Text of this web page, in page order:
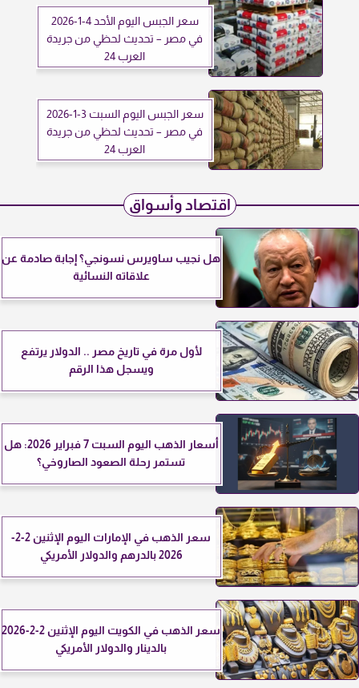
سعر الجبس اليوم الأحد 4-1-2026
في مصر – تحديث لحظي من جريدة
العرب 24
سعر الجبس اليوم السبت 3-1-2026
في مصر – تحديث لحظي من جريدة
العرب 24
اقتصاد وأسواق
هل نجيب ساويرس نسونجي؟ إجابة صادمة عن
علاقاته النسائية
لأول مرة في تاريخ مصر .. الدولار يرتفع
ويسجل هذا الرقم
أسعار الذهب اليوم السبت 7 فبراير 2026: هل
تستمر رحلة الصعود الصاروخي؟
سعر الذهب في الإمارات اليوم الإثنين 2-2-
2026 بالدرهم والدولار الأمريكي
سعر الذهب في الكويت اليوم الإثنين 2-2-2026
بالدينار والدولار الأمريكي